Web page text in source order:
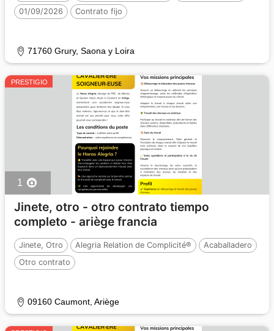
01/09/2026
Contrato fijo
71760 Grury, Saona y Loira
PRESTIGIO
1
Jinete, otro - otro contrato tiempo
completo - ariège francia
Jinete, Otro Alegria Relation de Complicité®
Acaballadero
Otro contrato
09160 Caumont, Ariège